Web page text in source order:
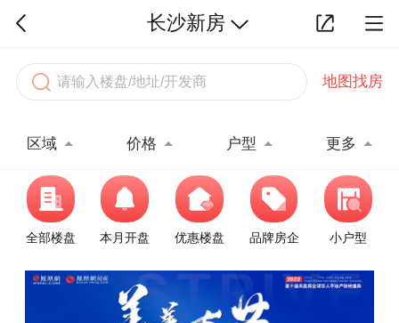
长沙新房
地图找房
区域 价格 户型 更多
全部楼盘 本月开盘 优惠楼盘 品牌房企 小户型